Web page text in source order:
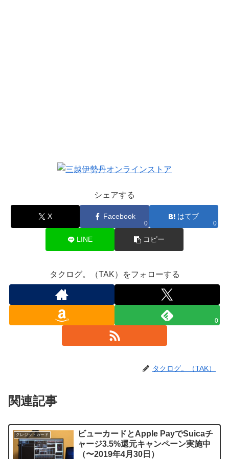
シェアする
X Facebook
0
はてブ
0
LINE コピー
タクログ。（TAK）をフォローする
0
タクログ。（TAK）
関連記事
クレジットカード
ビューカードとApple PayでSuicaチ
ャージ3.5%還元キャンペーン実施中
（〜2019年4月30日）